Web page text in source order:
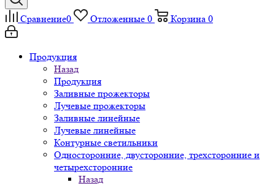
Сравнение0 Отложенные 0 Корзина 0
Продукция
Назад
Продукция
Заливные прожекторы
Лучевые прожекторы
Заливные линейные
Лучевые линейные
Контурные светильники
Односторонние, двусторонние, трехсторонние и
четырехсторонние
Назад